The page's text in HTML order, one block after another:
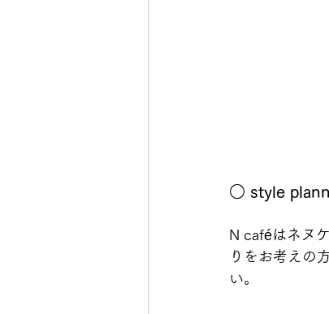
○ style
N caféはネヌ
りをお考えの
い。